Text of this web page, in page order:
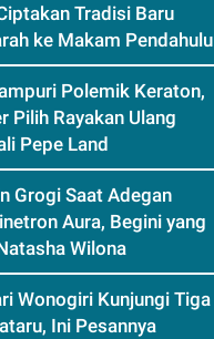
Tradisi Baru
ke Makam Pendahulu
Polemik Keraton,
Pilih Rayakan Ulang
Pepe Land
Grogi Saat Adegan
Aura, Begini yang
Wilona
Wonogiri Kunjungi Tiga
Ini Pesannya